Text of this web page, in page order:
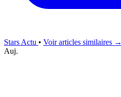
Stars Actu • Voir articles similaires →
Auj.